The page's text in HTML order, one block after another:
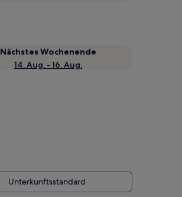
Nächstes Wochenende
14. Aug. - 16. Aug.
Unterkunftsstandard